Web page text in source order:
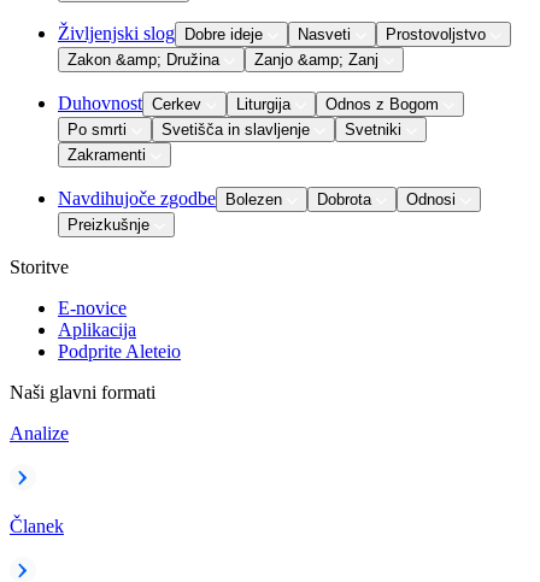
Življenjski slog Dobre ideje Nasveti
Prostovoljstvo
Zakon &amp; Družina
Zanjo &amp; Zanj
Duhovnost Cerkev Liturgija
Odnos z Bogom
Po smrti
Svetišča in slavljenje
Svetniki
Zakramenti
Navdihujoče zgodbe Bolezen Dobrota
Odnosi
Preizkušnje
Storitve
E-novice
Aplikacija
Podprite Aleteio
Naši glavni formati
Analize
Članek